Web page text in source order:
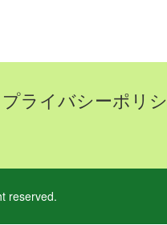
プライバシーポリ
reserved.